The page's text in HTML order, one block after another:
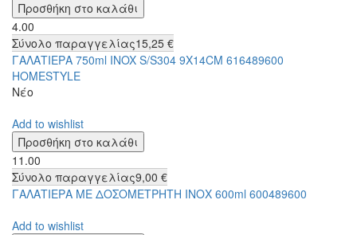
4.00
Σύνολο παραγγελίας15,25 €
ΓΑΛΑΤΙΕΡΑ 750ml INOX S/S304 9X14CM 616489600
HOMESTYLE
Νέο
Add to wishlist
11.00
Σύνολο παραγγελίας9,00 €
ΓΑΛΑΤΙΕΡΑ ΜΕ ΔΟΣΟΜΕΤΡΗΤΗ ΙΝΟΧ 600ml 600489600
Add to wishlist